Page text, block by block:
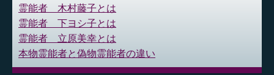
霊能者 木村藤子とは
霊能者 下ヨシ子とは
霊能者 立原美幸とは
本物霊能者と偽物霊能者の違い